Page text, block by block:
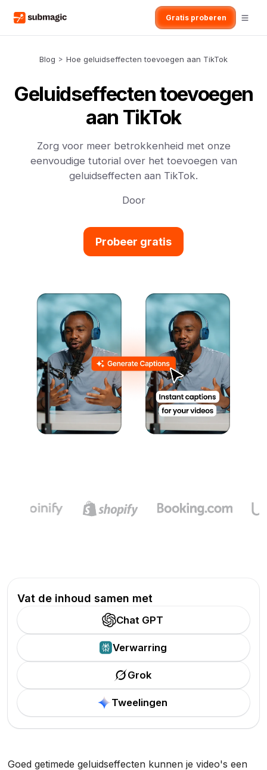
Gratis proberen
Blog > Hoe geluidseffecten toevoegen aan TikTok
Geluidseffecten toevoegen
aan TikTok
Zorg voor meer betrokkenheid met onze
eenvoudige tutorial over het toevoegen van
geluidseffecten aan TikTok.
Door
Probeer gratis
Vat de inhoud samen met
Chat GPT
Verwarring
Grok
Tweelingen
Goed getimede geluidseffecten kunnen je video's een